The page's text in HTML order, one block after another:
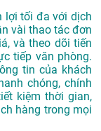
lợi tối đa với dịch
vài thao tác đơn
và theo dõi tiến
tiếp văn phòng.
tin của khách
chóng, chính
kiệm thời gian,
hàng trong mọi